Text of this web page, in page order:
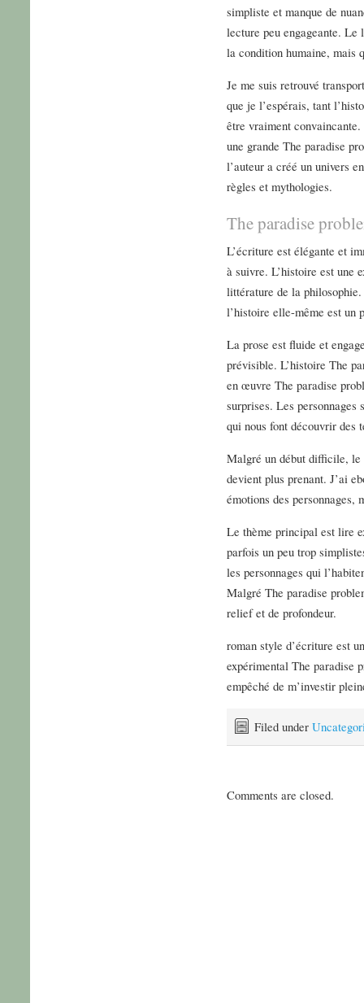
simpliste et manque de
lecture peu engageante.
la condition humaine, mais
Je me suis retrouvé
que je l’espérais, tant
être vraiment
une grande The paradise
l’auteur a créé un univers
règles et mythologies.
The paradise
L’écriture est élégante et
à suivre. L’histoire est une
littérature de la
l’histoire elle-même est un
La prose est fluide et
prévisible. L’histoire The
en œuvre The paradise
surprises. Les personnages
qui nous font découvrir des
Malgré un début difficile,
devient plus prenant. J’ai
émotions des
Le thème principal est lire
parfois un peu trop
les personnages qui
Malgré The paradise
relief et de profondeur.
roman style d’écriture est
expérimental The paradise
empêché de m’investir
Filed under
Comments are closed.